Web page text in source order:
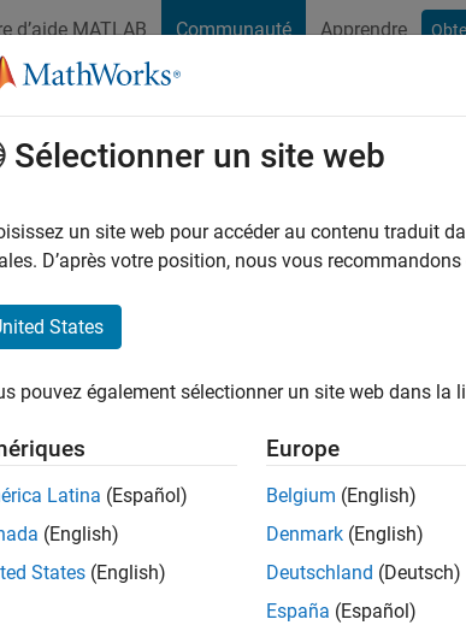
d’aide MATLAB Communauté Apprendre
File Exchange Cody
Followers:0Following:0
Sélectionner un site web
un site web pour accéder au contenu traduit
D’après votre position, nous vous
States
pouvez également sélectionner un site web dans la
Latina (Español)
(English)
States (English)
Europe
Belgium (English)
Denmark (English)
Deutschland (Deutsch)
España (Español)